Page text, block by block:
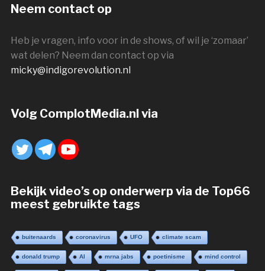
Neem contact op
Heb je vragen, info voor in de shows, of wil je ‘zomaar’
wat delen? Neem dan contact op via
micky@indigorevolution.nl
Volg ComplotMedia.nl via
Bekijk video’s op onderwerp via de Top66
meest gebruikte tags
buitenaards coronavirus UFO climate scam
donald trump AI mrna jabs poetinisme mind control